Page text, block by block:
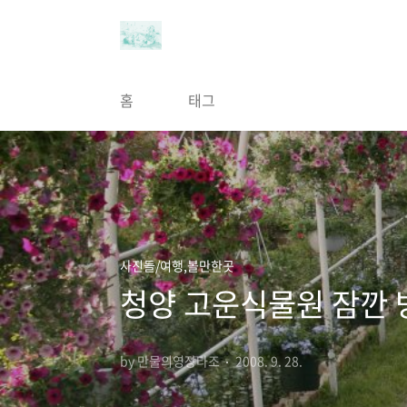
홈 태그
사진들/여행,볼만한곳
청양 고운식물원 잠깐
by 만물의영장타조 2008. 9. 28.